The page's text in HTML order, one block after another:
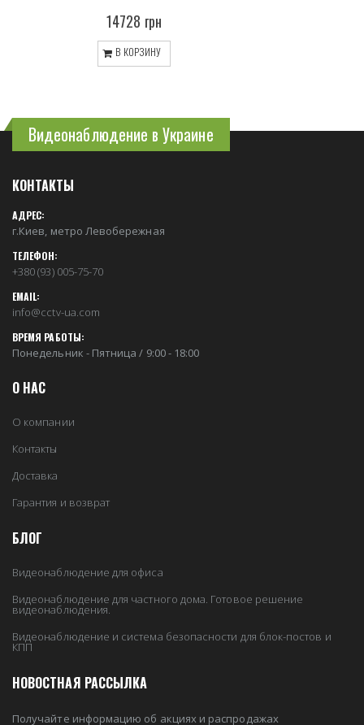
14728 грн
В КОРЗИНУ
Видеонаблюдение в Украине
КОНТАКТЫ
АДРЕС:
г.Киев, метро Левобережная
ТЕЛЕФОН:
+380 (93) 005-75-70
EMAIL:
info@cctv-ua.com
ВРЕМЯ РАБОТЫ:
Понедельник - Пятница / 9:00 - 18:00
О НАС
О компании
Контакты
Доставка
Гарантия и возврат
БЛОГ
Видеонаблюдение для офиса
Видеонаблюдение для частного дома. Готовое решение
видеонаблюдения.
Видеонаблюдение и система безопасности для блок-постов и
КПП
НОВОСТНАЯ РАССЫЛКА
Получайте информацию об акциях и распродажах